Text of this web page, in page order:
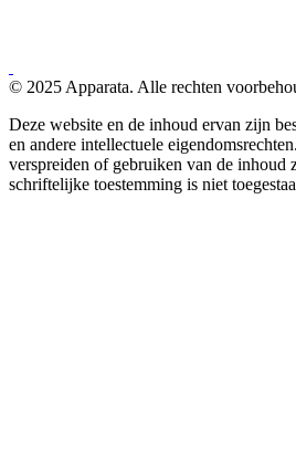
© 2025 Apparata. Alle rechten
Deze website en de inhoud ervan zijn
en andere intellectuele
verspreiden of gebruiken van de inhoud
schriftelijke toestemming is niet